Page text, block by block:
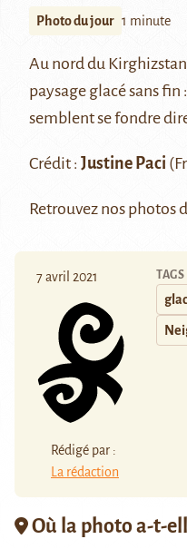
Photo du jour 1 minute
Au nord du
paysage glacé sans
semblent se fondre
Crédit : Justine Paci
Retrouvez nos photos
7 avril 2021
Rédigé par :
La rédaction
TAGS
Où la photo a-t-